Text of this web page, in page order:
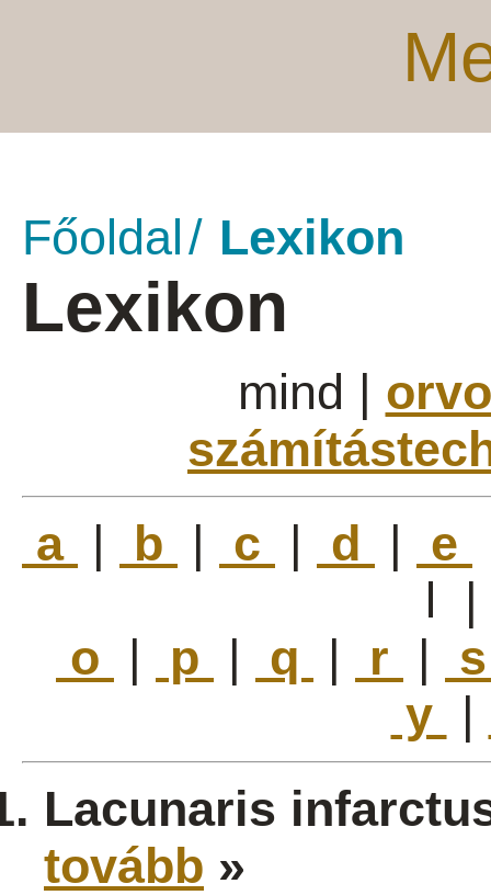
Főoldal Lexikon
Lexikon
mind |
a | b | c | d | e
l
|
o
| p | q | r |
y |
Lacunaris
tovább »